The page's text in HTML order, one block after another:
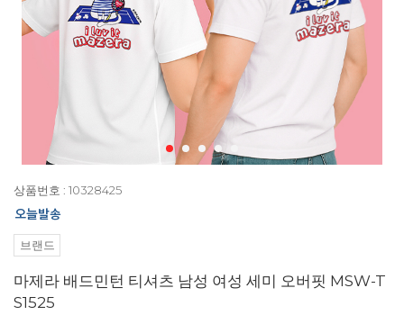
상품번호 : 10328425
브랜드
마제라 배드민턴 티셔츠 남성 여성 세미 오버핏 MSW-T
S1525